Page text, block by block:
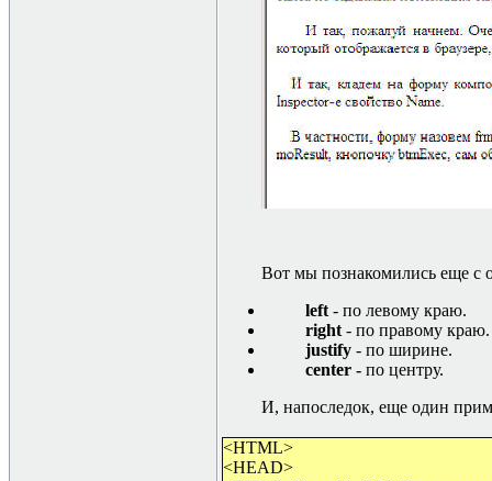
Вот мы познакомились еще с
left - по левому краю.
right - по правому краю.
justify - по ширине.
center - по центру.
И, напоследок, еще один
<HTML>
<HEAD>